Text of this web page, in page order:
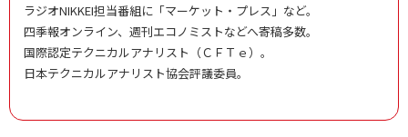
ラジオNIKKEI担当番組に「マーケット・プレス」など。
四季報オンライン、週刊エコノミストなどへ寄稿多数。
国際認定テクニカルアナリスト（ＣＦＴｅ）。
日本テクニカルアナリスト協会評議委員。